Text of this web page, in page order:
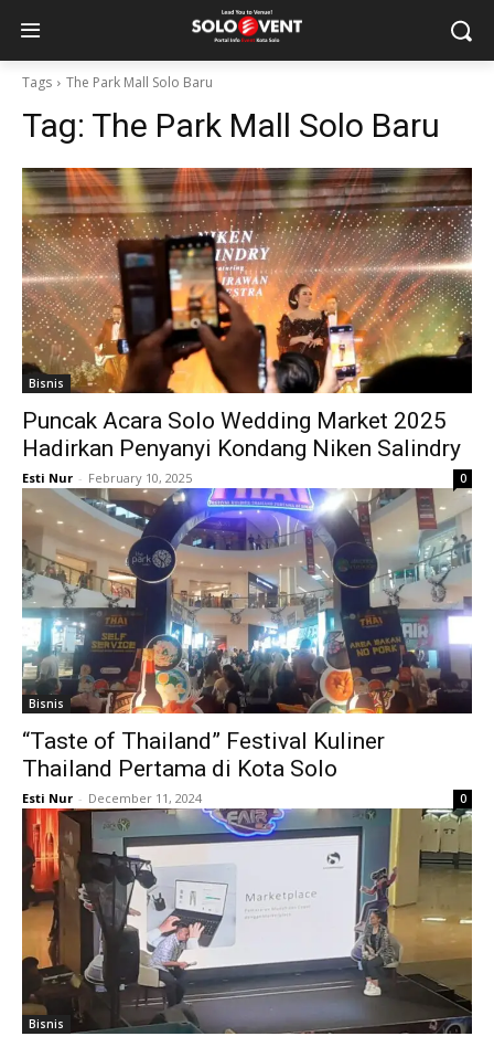
Tags The Park Mall Solo Baru
Tag: The Park Mall Solo Baru
Bisnis
Puncak Acara Solo Wedding Market 2025
Hadirkan Penyanyi Kondang Niken Salindry
Esti Nur - February 10, 2025 0
Bisnis
“Taste of Thailand” Festival Kuliner
Thailand Pertama di Kota Solo
Esti Nur - December 11, 2024 0
Bisnis